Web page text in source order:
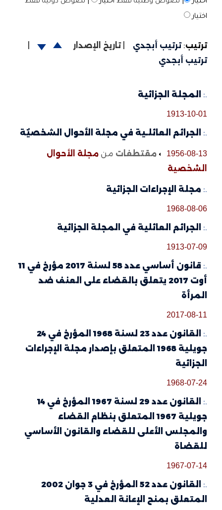
اختيار
| نصوص وطنية فقط اختيار | نصوص دولية فقط
اختيار
ترتيب: ترتيب أبجدي | تاريخ الإصدار
|
ترتيب أبجدي
المجلة الجزائية
1913-10-01
الجرائم العائلـية في مجلة الأحوال الشخصيٌة
1956-08-13 مقتطفات من مجلة الأحوال
الشخصية
مجلة الإجراءات الجزائية
1968-08-06
الجرائم العائلية في المجلة الجزائية
1913-07-09
قانون أساسي عدد 58 لسنة 2017 مؤرخ في 11
أوت 2017 يتعلق بالقضاء على العنف ضد
المرأة
2017-08-11
القانون عدد 23 لسنة 1968 المؤرخ في 24
جويلية 1968 المتعلق بإصدار مجلة الإجراءات
الجزائية
1968-07-24
القانون عدد 29 لسنة 1967 المؤرخ في 14
جويلية 1967 المتعلق بنظام القضاء
والمجلس الأعلى للقضاء والقانون الأساسي
للقضاة
1967-07-14
القانون عدد 52 المؤرخ في 3 جوان 2002
المتعلق بمنح الإعانة العدلية